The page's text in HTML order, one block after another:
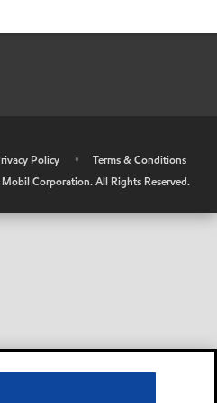
Policy •
Terms & Conditions
Corporation. All Rights Reserved.